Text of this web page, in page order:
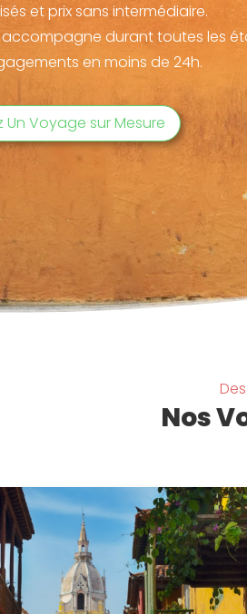
et prix sans intermédiaire.
durant toutes les
en moins de 24h.
Un Voyage sur Mesure
Nos